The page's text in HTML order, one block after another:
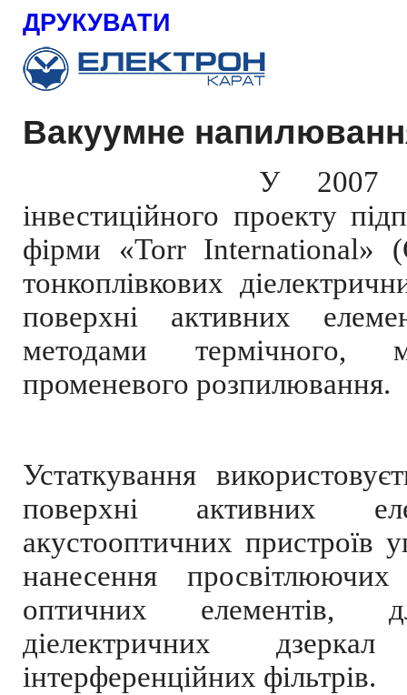
ДРУКУВАТИ
Вакуумне
У 2007
інвестиційного проекту
фірми «Torr International»
тонкоплівкових
поверхні активних
методами термічного,
променевого розпилювання.
Устаткування
поверхні активних
акустооптичних пристроїв
нанесення
оптичних елементів,
діелектричних
інтерференційних фільтрів.